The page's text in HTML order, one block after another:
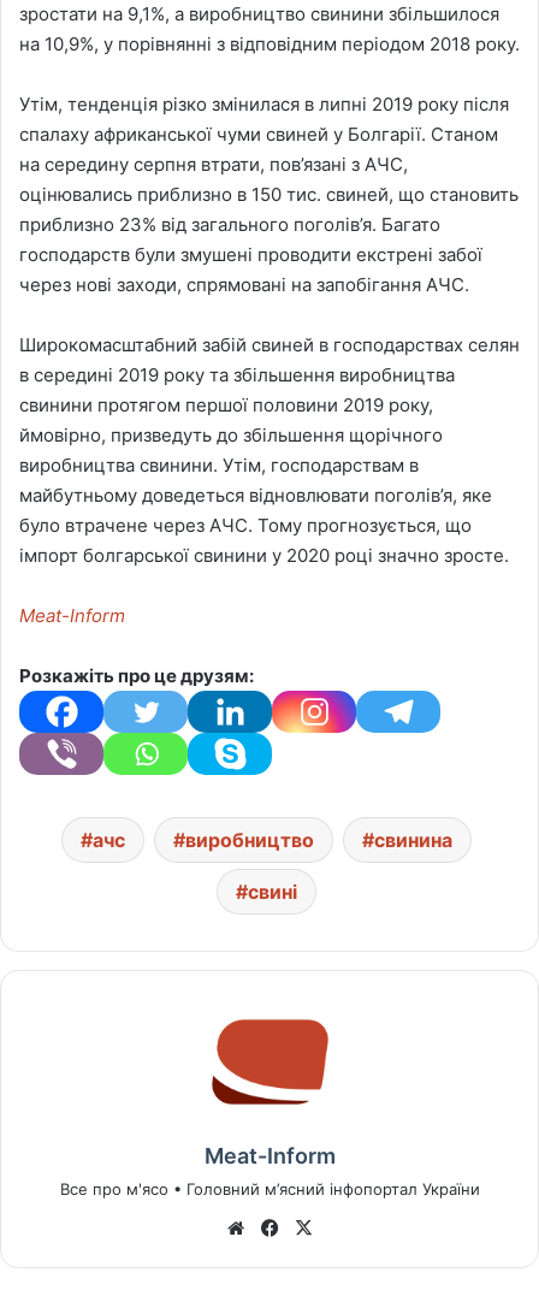
зростати на 9,1%, а виробництво свинини збільшилося
на 10,9%, у порівнянні з відповідним періодом 2018 року.
Утім, тенденція різко змінилася в липні 2019 року після
спалаху африканської чуми свиней у Болгарії. Станом
на середину серпня втрати, пов’язані з АЧС,
оцінювались приблизно в 150 тис. свиней, що становить
приблизно 23% від загального поголів’я. Багато
господарств були змушені проводити екстрені забої
через нові заходи, спрямовані на запобігання АЧС.
Широкомасштабний забій свиней в господарствах селян
в середині 2019 року та збільшення виробництва
свинини протягом першої половини 2019 року,
ймовірно, призведуть до збільшення щорічного
виробництва свинини. Утім, господарствам в
майбутньому доведеться відновлювати поголів’я, яке
було втрачене через АЧС. Тому прогнозується, що
імпорт болгарської свинини у 2020 році значно зросте.
Meat-Inform
Розкажіть про це друзям:
ачс виробництво свинина
свині
Meat-Inform
Все про м'ясо • Головний м’ясний інфопортал України
We
Fa